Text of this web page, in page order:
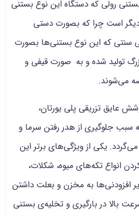
رولی که دستگاه این نوع بستنی
است چرا که بصورت دستی
سنتی که این نوع بستنی‌ها بصورت
تولید شده و به صورت قیفی و
می‌شوند.
عایق تزریقی پلی یورتان،
جلوگیری از هدر رفتن سرما و
یکی از ویژگی‌های برتر این
انواع تکه‌های میوه، شکلات،
افزودنی‌ها به مخزن و بعلت داشتن
بالا در بارگیری و تخلیه‌ی بستنی